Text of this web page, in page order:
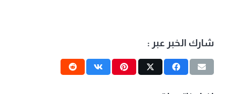
شارك الخبر عبر :